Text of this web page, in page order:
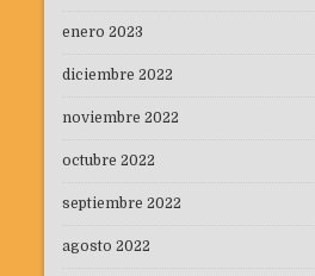
enero 2023
diciembre 2022
noviembre 2022
octubre 2022
septiembre 2022
agosto 2022